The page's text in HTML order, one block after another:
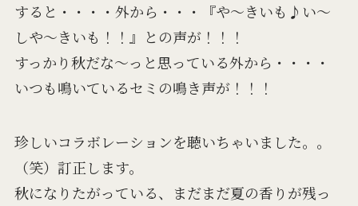
すると・・・・外から・・・『や～きいも♪い～
しや～きいも！！』との声が！！！
すっかり秋だな～っと思っている外から・・・・
いつも鳴いているセミの鳴き声が！！！
珍しいコラボレーションを聴いちゃいました。。
（笑）訂正します。
秋になりたがっている、まだまだ夏の香りが残っ